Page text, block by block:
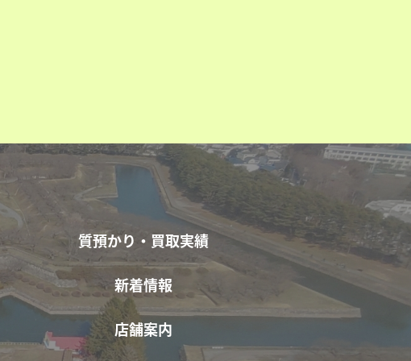
質預かり・買取実績
新着情報
店舗案内